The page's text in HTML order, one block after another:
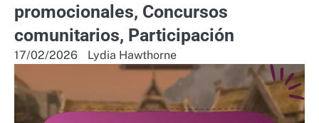
promocionales, Concursos
comunitarios, Participación
17/02/2026 Lydia Hawthorne